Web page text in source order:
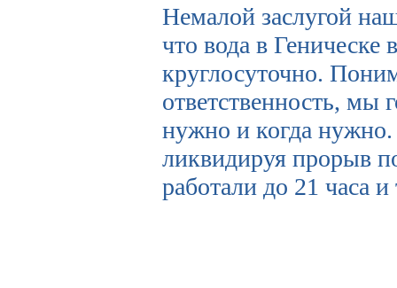
Немалой заслугой
что вода в Геническе
круглосуточно.
ответственность, мы
нужно и когда
ликвидируя прорыв
работали до 21 часа